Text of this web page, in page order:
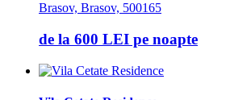
Brasov, Brasov, 500165
de la 600 LEI pe noapte